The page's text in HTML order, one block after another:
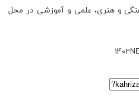
و هنری، علمی و آموزشی در محل